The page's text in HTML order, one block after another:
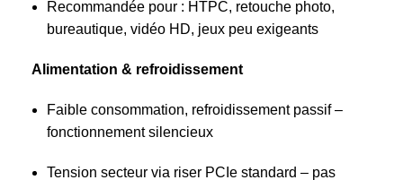
Recommandée pour : HTPC, retouche photo,
bureautique, vidéo HD, jeux peu exigeants
Alimentation & refroidissement
Faible consommation, refroidissement passif –
fonctionnement silencieux
Tension secteur via riser PCIe standard – pas